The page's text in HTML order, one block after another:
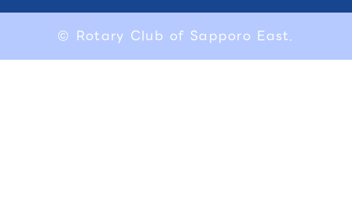
© Rotary Club of Sapporo East.